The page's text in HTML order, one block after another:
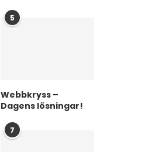
5
Webbkryss –
Dagens lösningar!
7